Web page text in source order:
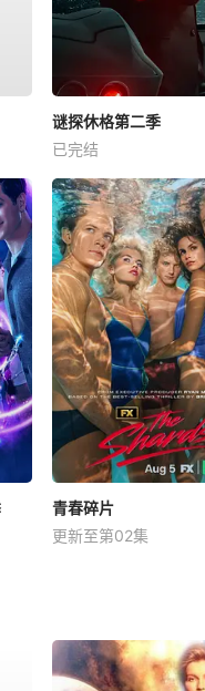
谜探休格第二季
已完结
青春碎片
更新至第02集